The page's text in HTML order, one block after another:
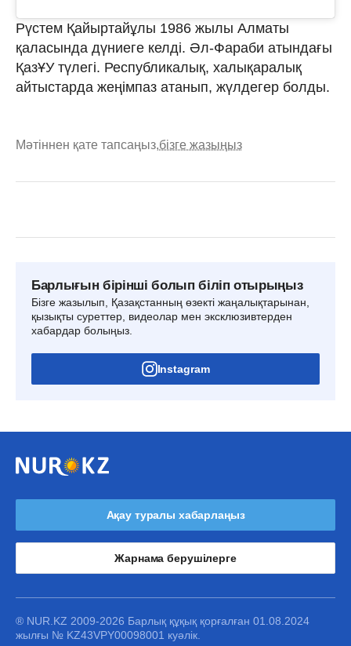
Рүстем Қайыртайұлы 1986 жылы Алматы
қаласында дүниеге келді. Әл-Фараби атындағы
ҚазҰУ түлегі. Республикалық, халықаралық
айтыстарда жеңімпаз атанып, жүлдегер болды.
Мәтіннен қате тапсаңыз,бізге жазыңыз
Барлығын бірінші болып біліп отырыңыз
Бізге жазылып, Қазақстанның өзекті жаңалықтарынан,
қызықты суреттер, видеолар мен эксклюзивтерден
хабардар болыңыз.
Instagram
Ақау туралы хабарлаңыз
Жарнама берушілерге
® NUR.KZ 2009-2026 Барлық құқық қорғалған 01.08.2024
жылғы № KZ43VPY00098001 куәлік.